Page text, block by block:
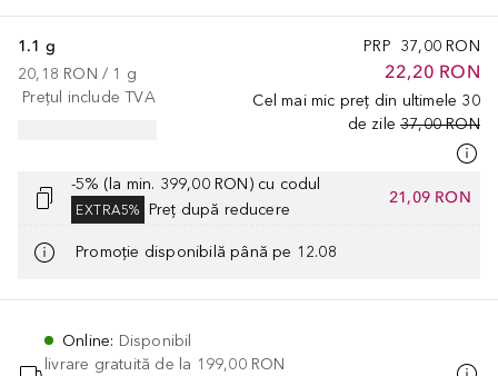
PRP 37,00 RON
22,20 RON
Cel mai mic preț din ultimele 30
de zile 37,00 RON
1.1 g
20,18 RON / 1 g
Prețul include TVA
-5% (la min. 399,00 RON) cu codul
EXTRA5% Preț după reducere
21,09 RON
Promoție disponibilă până pe 12.08
Online: Disponibil
livrare gratuită de la 199,00 RON